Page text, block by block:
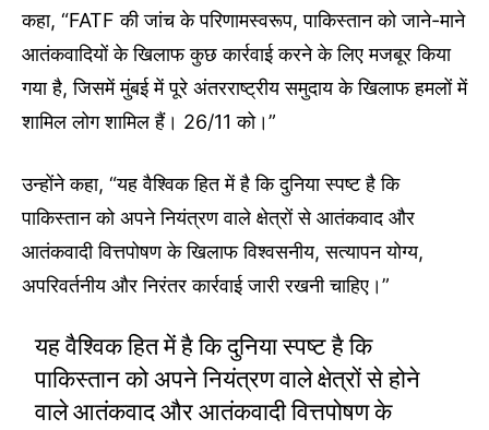
कहा, “FATF की जांच के परिणामस्वरूप, पाकिस्तान को जाने-माने
आतंकवादियों के खिलाफ कुछ कार्रवाई करने के लिए मजबूर किया
गया है, जिसमें मुंबई में पूरे अंतरराष्ट्रीय समुदाय के खिलाफ हमलों में
शामिल लोग शामिल हैं। 26/11 को।”
उन्होंने कहा, “यह वैश्विक हित में है कि दुनिया स्पष्ट है कि
पाकिस्तान को अपने नियंत्रण वाले क्षेत्रों से आतंकवाद और
आतंकवादी वित्तपोषण के खिलाफ विश्वसनीय, सत्यापन योग्य,
अपरिवर्तनीय और निरंतर कार्रवाई जारी रखनी चाहिए।”
यह वैश्विक हित में है कि दुनिया स्पष्ट है कि
पाकिस्तान को अपने नियंत्रण वाले क्षेत्रों से होने
वाले आतंकवाद और आतंकवादी वित्तपोषण के